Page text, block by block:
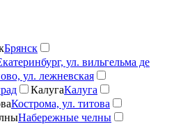
Брянск
ул. вильгельма де
ул. лежневская
КалугаКалуга
Кострома, ул. титова
Набережные челны